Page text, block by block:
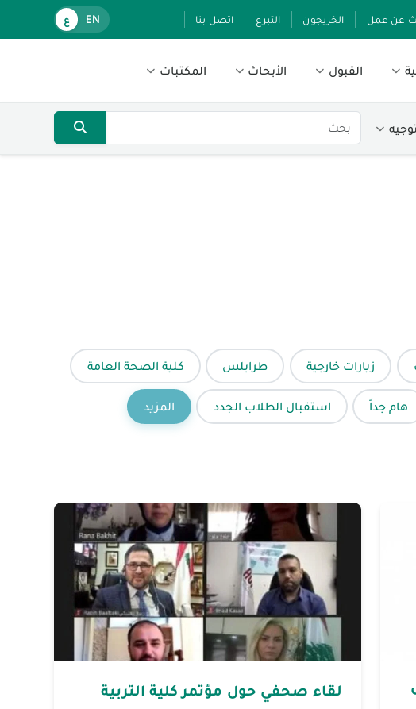
عن عمل الخريجون التبرع اتصل بنا EN ع
القبول الأبحاث المكتبات
زيارات خارجية طرابلس كلية الصحة العامة
هام جداً استقبال الطلاب الجدد المزيد
لقاء صحفي حول مؤتمر كلية التربية